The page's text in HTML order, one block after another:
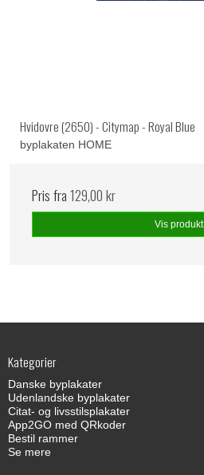
Hvidovre (2650) - Citymap - Royal Blue
byplakaten HOME
Pris fra129,00 kr
Vis produkt
Kategorier
Danske byplakater
Udenlandske byplakater
Citat- og livsstilsplakater
App2GO med QRkoder
Bestil rammer
Se mere